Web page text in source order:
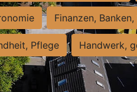
Finanzen,
Pflege Handwerk,